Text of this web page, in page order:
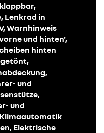
Lenkrad in
Warnhinweis
und hinten',
hinten
und
und
Elektrische